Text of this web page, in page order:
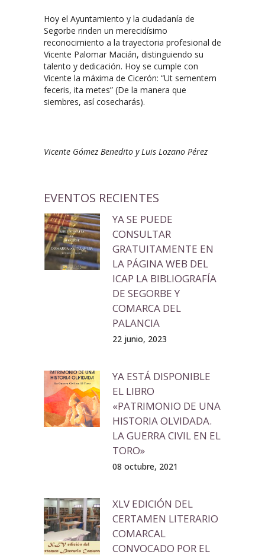
Hoy el Ayuntamiento y la ciudadanía de
Segorbe rinden un merecidísimo
reconocimiento a la trayectoria profesional de
Vicente Palomar Macián, distinguiendo su
talento y dedicación. Hoy se cumple con
Vicente la máxima de Cicerón: “Ut sementem
feceris, ita metes” (De la manera que
siembres, así cosecharás).
Vicente Gómez Benedito y Luis Lozano Pérez
EVENTOS RECIENTES
YA SE PUEDE
CONSULTAR
GRATUITAMENTE EN
LA PÁGINA WEB DEL
ICAP LA BIBLIOGRAFÍA
DE SEGORBE Y
COMARCA DEL
PALANCIA
22 junio, 2023
YA ESTÁ DISPONIBLE
EL LIBRO
«PATRIMONIO DE UNA
HISTORIA OLVIDADA.
LA GUERRA CIVIL EN EL
TORO»
08 octubre, 2021
XLV EDICIÓN DEL
CERTAMEN LITERARIO
COMARCAL
CONVOCADO POR EL